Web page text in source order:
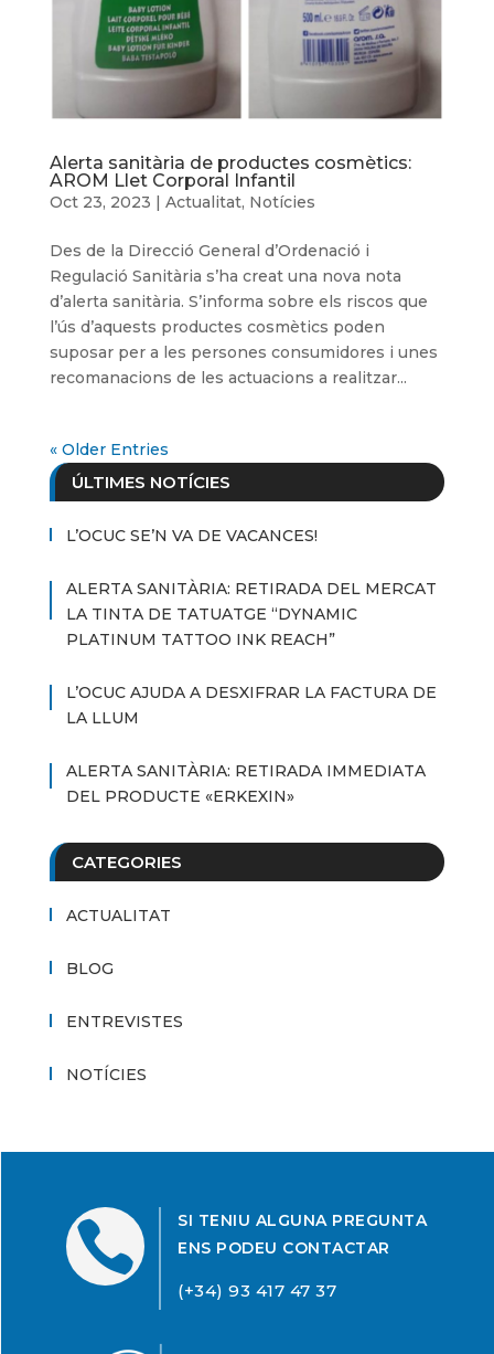
Alerta sanitària de productes cosmètics:
AROM Llet Corporal Infantil
Oct 23, 2023 | Actualitat, Notícies
Des de la Direcció General d’Ordenació i
Regulació Sanitària s’ha creat una nova nota
d’alerta sanitària. S’informa sobre els riscos que
l’ús d’aquests productes cosmètics poden
suposar per a les persones consumidores i unes
recomanacions de les actuacions a realitzar...
« Older Entries
ÚLTIMES NOTÍCIES
L’OCUC SE’N VA DE VACANCES!
ALERTA SANITÀRIA: RETIRADA DEL MERCAT
LA TINTA DE TATUATGE “DYNAMIC
PLATINUM TATTOO INK REACH”
L’OCUC AJUDA A DESXIFRAR LA FACTURA DE
LA LLUM
ALERTA SANITÀRIA: RETIRADA IMMEDIATA
DEL PRODUCTE «ERKEXIN»
CATEGORIES
ACTUALITAT
BLOG
ENTREVISTES
NOTÍCIES

SI TENIU ALGUNA PREGUNTA
ENS PODEU CONTACTAR
(+34) 93 417 47 37